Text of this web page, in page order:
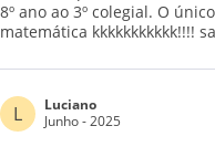
8º ano ao 3º colegial. O
matemática kkkkkkkkkkk!!!!
L
Luciano
Junho - 2025